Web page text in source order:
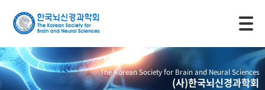
The Korean Society for Brain and Neural Sciences
(사)한국뇌신경과학회